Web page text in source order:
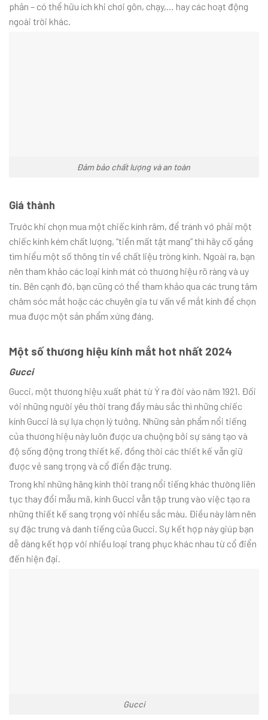
phản – có thể hữu ích khi chơi gôn, chạy,… hay các hoạt động
ngoài trời khác.
Đảm bảo chất lượng và an toàn
Giá thành
Trước khi chọn mua một chiếc kính râm, để tránh vớ phải một
chiếc kính kém chất lượng, “tiền mất tật mang” thì hãy cố gắng
tìm hiểu một số thông tin về chất liệu tròng kính. Ngoài ra, bạn
nên tham khảo các loại kính mát có thương hiệu rõ ràng và uy
tín. Bên cạnh đó, bạn cũng có thể tham khảo qua các trung tâm
chăm sóc mắt hoặc các chuyên gia tư vấn về mắt kính để chọn
mua được một sản phẩm xứng đáng.
Một số thương hiệu kính mắt hot nhất 2024
Gucci
Gucci, một thương hiệu xuất phát từ Ý ra đời vào năm 1921. Đối
với những người yêu thời trang đầy màu sắc thì những chiếc
kính Gucci là sự lựa chọn lý tưởng. Những sản phẩm nổi tiếng
của thương hiệu này luôn được ưa chuộng bởi sự sáng tạo và
độ sống động trong thiết kế, đồng thời các thiết kế vẫn giữ
được vẻ sang trọng và cổ điển đặc trưng.
Trong khi những hãng kính thời trang nổi tiếng khác thường liên
tục thay đổi mẫu mã, kính Gucci vẫn tập trung vào việc tạo ra
những thiết kế sang trọng với nhiều sắc màu. Điều này làm nên
sự đặc trưng và danh tiếng của Gucci. Sự kết hợp này giúp bạn
dễ dàng kết hợp với nhiều loại trang phục khác nhau từ cổ điển
đến hiện đại.
Gucci